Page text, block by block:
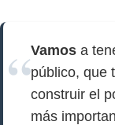
Vamos a
público, que
construir el
más